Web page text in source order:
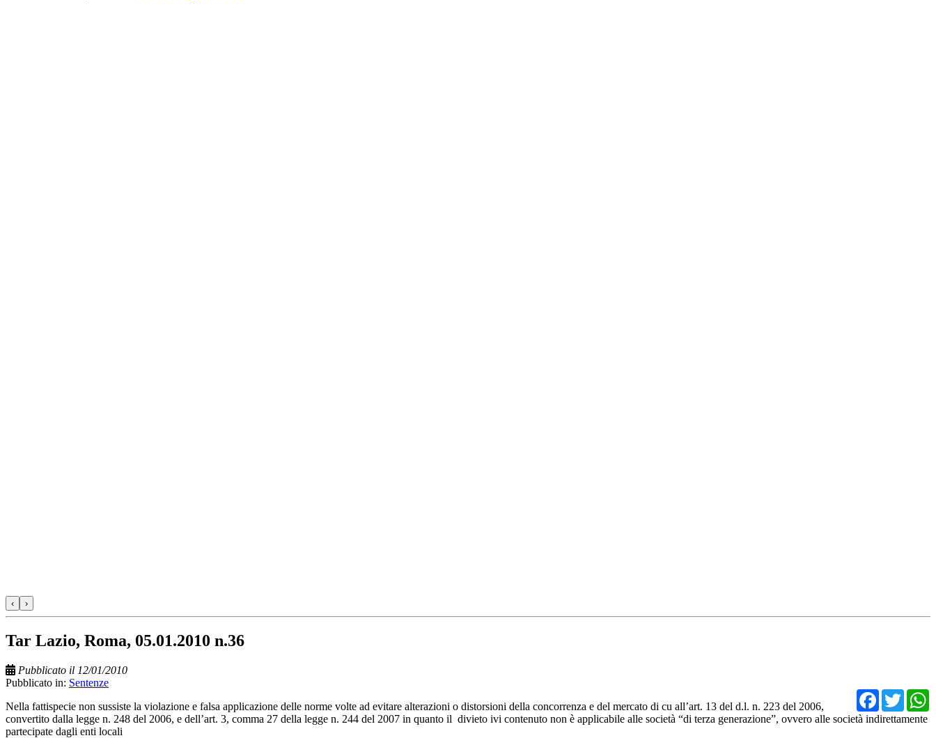
‹ ›
Tar Lazio, Roma, 05.01.2010 n.36
Pubblicato il 12/01/2010
Pubblicato in: Sentenze
Nella fattispecie non sussiste la violazione e falsa applicazione delle norme volte ad evitare alterazioni o distorsioni della concorrenza e del mercato di cu all’art. 13 del d.l. n. 223 del 2006,
convertito dalla legge n. 248 del 2006, e dell’art. 3, comma 27 della legge n. 244 del 2007 in quanto il divieto ivi contenuto non è applicabile alle società “di terza generazione”, ovvero alle società indirettamente
partecipate dagli enti locali